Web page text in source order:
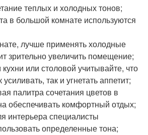
теплых и холодных тонов;
в большой комнате используются
лучше применять холодные
зрительно увеличить помещение;
или столовой учитывайте, что
усиливать, так и угнетать аппетит;
палитра сочетания цветов в
обеспечивать комфортный отдых;
интерьера специалисты
определенные тона;